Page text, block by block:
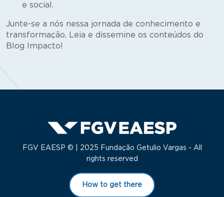
e social.
Junte-se a nós nessa jornada de conhecimento e
transformação. Leia e dissemine os conteúdos do
Blog Impacto!
FGV EAESP © | 2025 Fundação Getulio Vargas - All
rights reserved
How to get there